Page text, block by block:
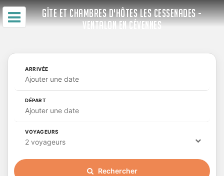
GÎTE ET CHAMBRES D'HÔTES LES CESSENADES -
VENTALON EN CÉVENNES
ARRIVÉE
Ajouter une date
DÉPART
Ajouter une date
VOYAGEURS
2 voyageurs
Rechercher